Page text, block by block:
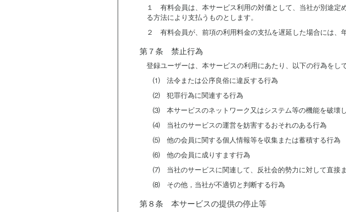
１ 有料会員は、本サービス利用の対価として、当社が別途定
る方法により支払うものとします。
２ 有料会員が、前項の利用料金の支払を遅延した場合には、
第７条 禁止行為
登録ユーザーは、本サービスの利用にあたり、以下の行為をし
⑴ 法令または公序良俗に違反する行為
⑵ 犯罪行為に関連する行為
⑶ 本サービスのネットワーク又はシステム等の機能を破壊
⑷ 当社のサービスの運営を妨害するおそれのある行為
⑸ 他の会員に関する個人情報等を収集または蓄積する行為
⑹ 他の会員に成りすます行為
⑺ 当社のサービスに関連して、反社会的勢力に対して直接
⑻ その他，当社が不適切と判断する行為
第８条 本サービスの提供の停止等